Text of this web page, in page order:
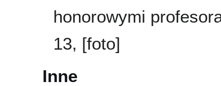
honorowymi
13, [foto]
Inne